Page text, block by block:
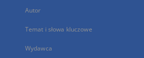
Autor
Temat i słowa kluczowe
Wydawca